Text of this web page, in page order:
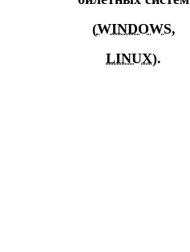
(WINDOWS,
LINUX).